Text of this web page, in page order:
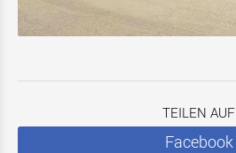
TEILEN AUF
Facebook